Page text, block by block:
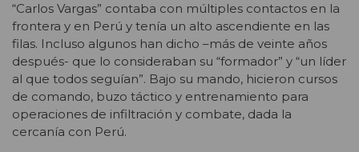
“Carlos Vargas” contaba con múltiples contactos en la
frontera y en Perú y tenía un alto ascendiente en las
filas. Incluso algunos han dicho –más de veinte años
después- que lo consideraban su “formador” y “un líder
al que todos seguían”. Bajo su mando, hicieron cursos
de comando, buzo táctico y entrenamiento para
operaciones de infiltración y combate, dada la
cercanía con Perú.